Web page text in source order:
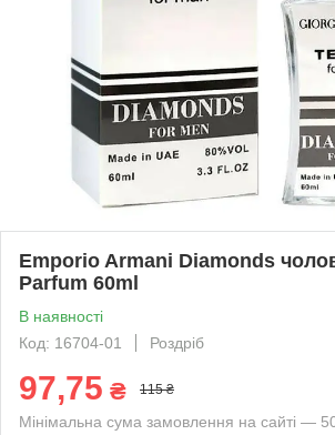
Emporio Armani Diamonds
Parfum 60ml
В наявності
Код: 16704-01
Роздріб
97,75 ₴ 115 ₴
Мінімальна сума замовлення на сайті —